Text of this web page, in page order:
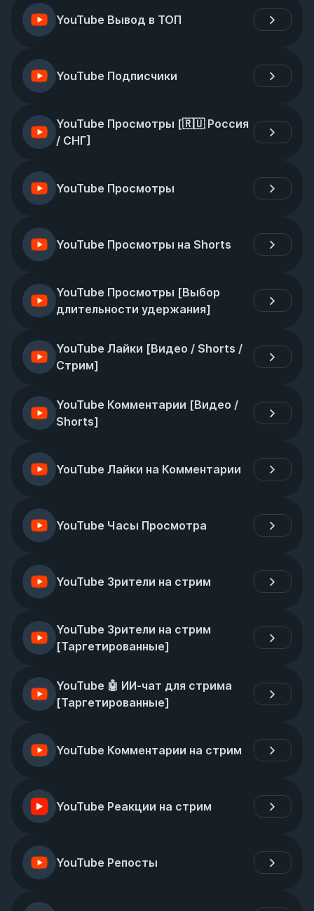
YouTube Вывод в ТОП
YouTube Подписчики
YouTube Просмотры [🇷🇺 Россия
/ СНГ]
YouTube Просмотры
YouTube Просмотры на Shorts
YouTube Просмотры [Выбор
длительности удержания]
YouTube Лайки [Видео / Shorts /
Стрим]
YouTube Комментарии [Видео /
Shorts]
YouTube Лайки на Комментарии
YouTube Часы Просмотра
YouTube Зрители на стрим
YouTube Зрители на стрим
[Таргетированные]
YouTube 🤖 ИИ-чат для стрима
[Таргетированные]
YouTube Комментарии на стрим
YouTube Реакции на стрим
YouTube Репосты